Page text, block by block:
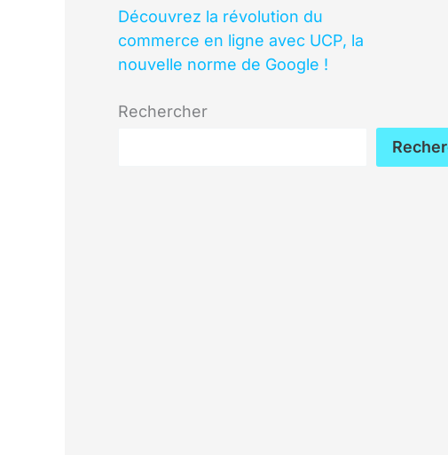
Découvrez la révolution du
commerce en ligne avec UCP, la
nouvelle norme de Google !
Rechercher